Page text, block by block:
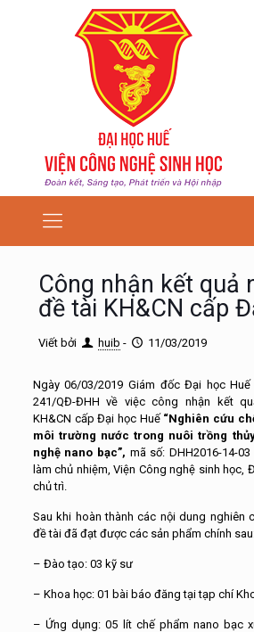
Công nhận kết quả
đề tài KH&CN cấp
Viết bởi huib - 11/03/2019
Ngày 06/03/2019 Giám đốc Đại học
241/QĐ-ĐHH về việc công nhận kết
KH&CN cấp Đại học Huế “Nghiên cứu
môi trường nước trong nuôi trồng
nghệ nano bạc”, mã số: DHH2016-14-
làm chủ nhiệm, Viện Công nghệ sinh học,
chủ trì.
Sau khi hoàn thành các nội dung nghiên
đề tài đã đạt được các sản phẩm chính
– Đào tạo: 03 kỹ sư
– Khoa học: 01 bài báo đăng tại tạp chí
– Ứng dụng: 05 lít chế phẩm nano bạc